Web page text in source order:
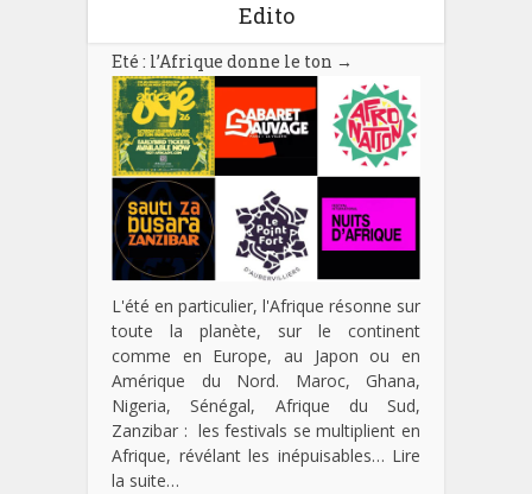
Edito
Eté : l’Afrique donne le ton →
L'été en particulier, l'Afrique résonne sur
toute la planète, sur le continent
comme en Europe, au Japon ou en
Amérique du Nord. Maroc, Ghana,
Nigeria, Sénégal, Afrique du Sud,
Zanzibar : les festivals se multiplient en
Afrique, révélant les inépuisables… Lire
la suite…